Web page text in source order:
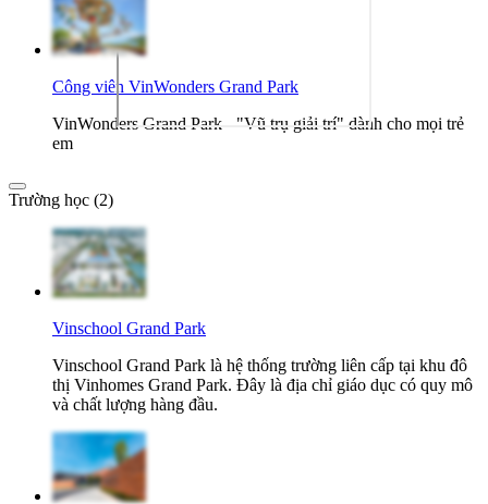
Công viên VinWonders Grand Park
VinWonders Grand Park - "Vũ trụ giải trí" dành cho mọi trẻ
em
Trường học (2)
Vinschool Grand Park
Vinschool Grand Park là hệ thống trường liên cấp tại khu đô
thị Vinhomes Grand Park. Đây là địa chỉ giáo dục có quy mô
và chất lượng hàng đầu.